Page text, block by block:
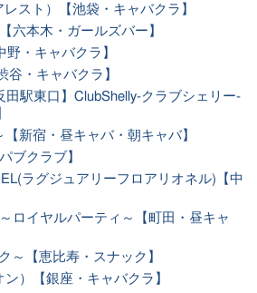
スト）【池袋・キャバクラ】
六本木・ガールズバー】
・キャバクラ】
谷・キャバクラ】
田駅東口】ClubShelly-クラブシェリー-
【新宿・昼キャバ・朝キャバ】
ブクラブ】
ラグジュアリーフロアリオネル)【中
ロイヤルパーティ～【町田・昼キャ
～【恵比寿・スナック】
）【銀座・キャバクラ】